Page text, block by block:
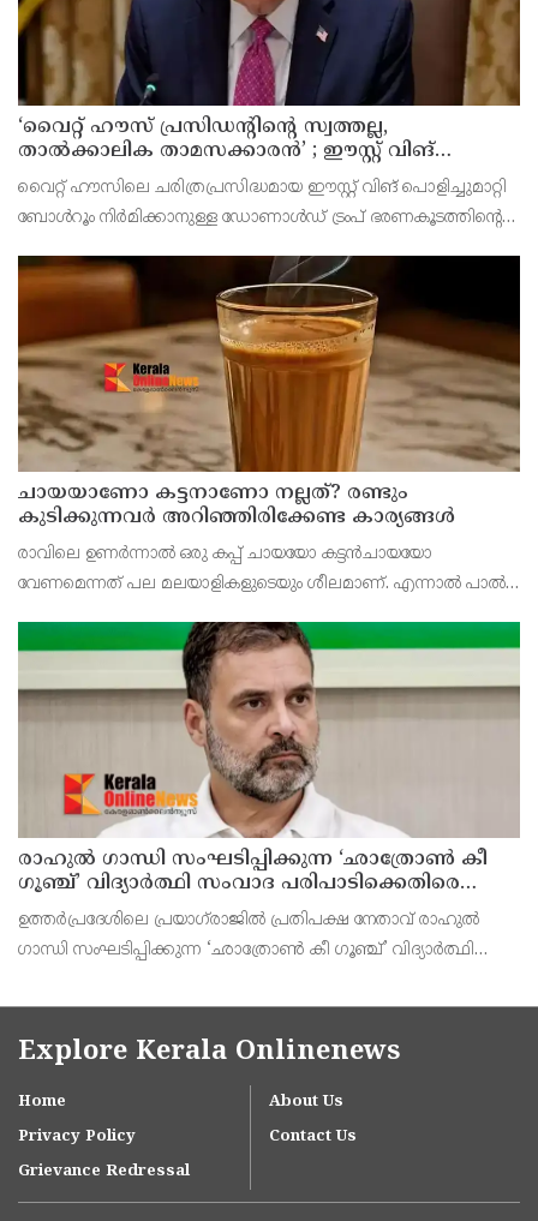
‘വൈറ്റ് ഹൗസ് പ്രസിഡന്റിന്റെ സ്വത്തല്ല,
താൽക്കാലിക താമസക്കാരൻ’ ; ഈസ്റ്റ് വിങ്
പൊളിച്ചുമാറ്റി ബോൾറൂം നിർമിക്കാനുള്ള ട്രംപിന്റെ
നീക്കങ്ങൾക്ക് കോടതിയുടെ സ്റ്റേ
വൈറ്റ് ഹൗസിലെ ചരിത്രപ്രസിദ്ധമായ ഈസ്റ്റ് വിങ് പൊളിച്ചുമാറ്റി
ബോൾറൂം നിർമിക്കാനുള്ള ഡോണാൾഡ് ട്രംപ് ഭരണകൂടത്തിന്റെ
നവീകരണ പ്രവർത്തനങ്ങൾക്ക് ഫെഡറ
ചായയാണോ കട്ടനാണോ നല്ലത്? രണ്ടും
കുടിക്കുന്നവർ അറിഞ്ഞിരിക്കേണ്ട കാര്യങ്ങൾ
രാവിലെ ഉണർന്നാൽ ഒരു കപ്പ് ചായയോ കട്ടൻചായയോ
വേണമെന്നത് പല മലയാളികളുടെയും ശീലമാണ്. എന്നാൽ പാൽ
ആരോഗ്യത്തിന് കൂടുതൽ നല്ലത് എന്ന ചോദ്യം പലർക്കുമുണ്ട്.
രാഹുൽ ഗാന്ധി സംഘടിപ്പിക്കുന്ന ‘ഛാത്രോൺ കീ
ഗൂഞ്ച്’ വിദ്യാർത്ഥി സംവാദ പരിപാടിക്കെതിരെ
രൂക്ഷവിമർശനവുമായി ബിജെപി
ഉത്തർപ്രദേശിലെ പ്രയാഗ്‌രാജിൽ പ്രതിപക്ഷ നേതാവ് രാഹുൽ
ഗാന്ധി സംഘടിപ്പിക്കുന്ന ‘ഛാത്രോൺ കീ ഗൂഞ്ച്’ വിദ്യാർത്ഥി
രംഗത്തെത്തി.
Explore Kerala Onlinenews
Home
About Us
Privacy Policy
Contact Us
Grievance Redressal